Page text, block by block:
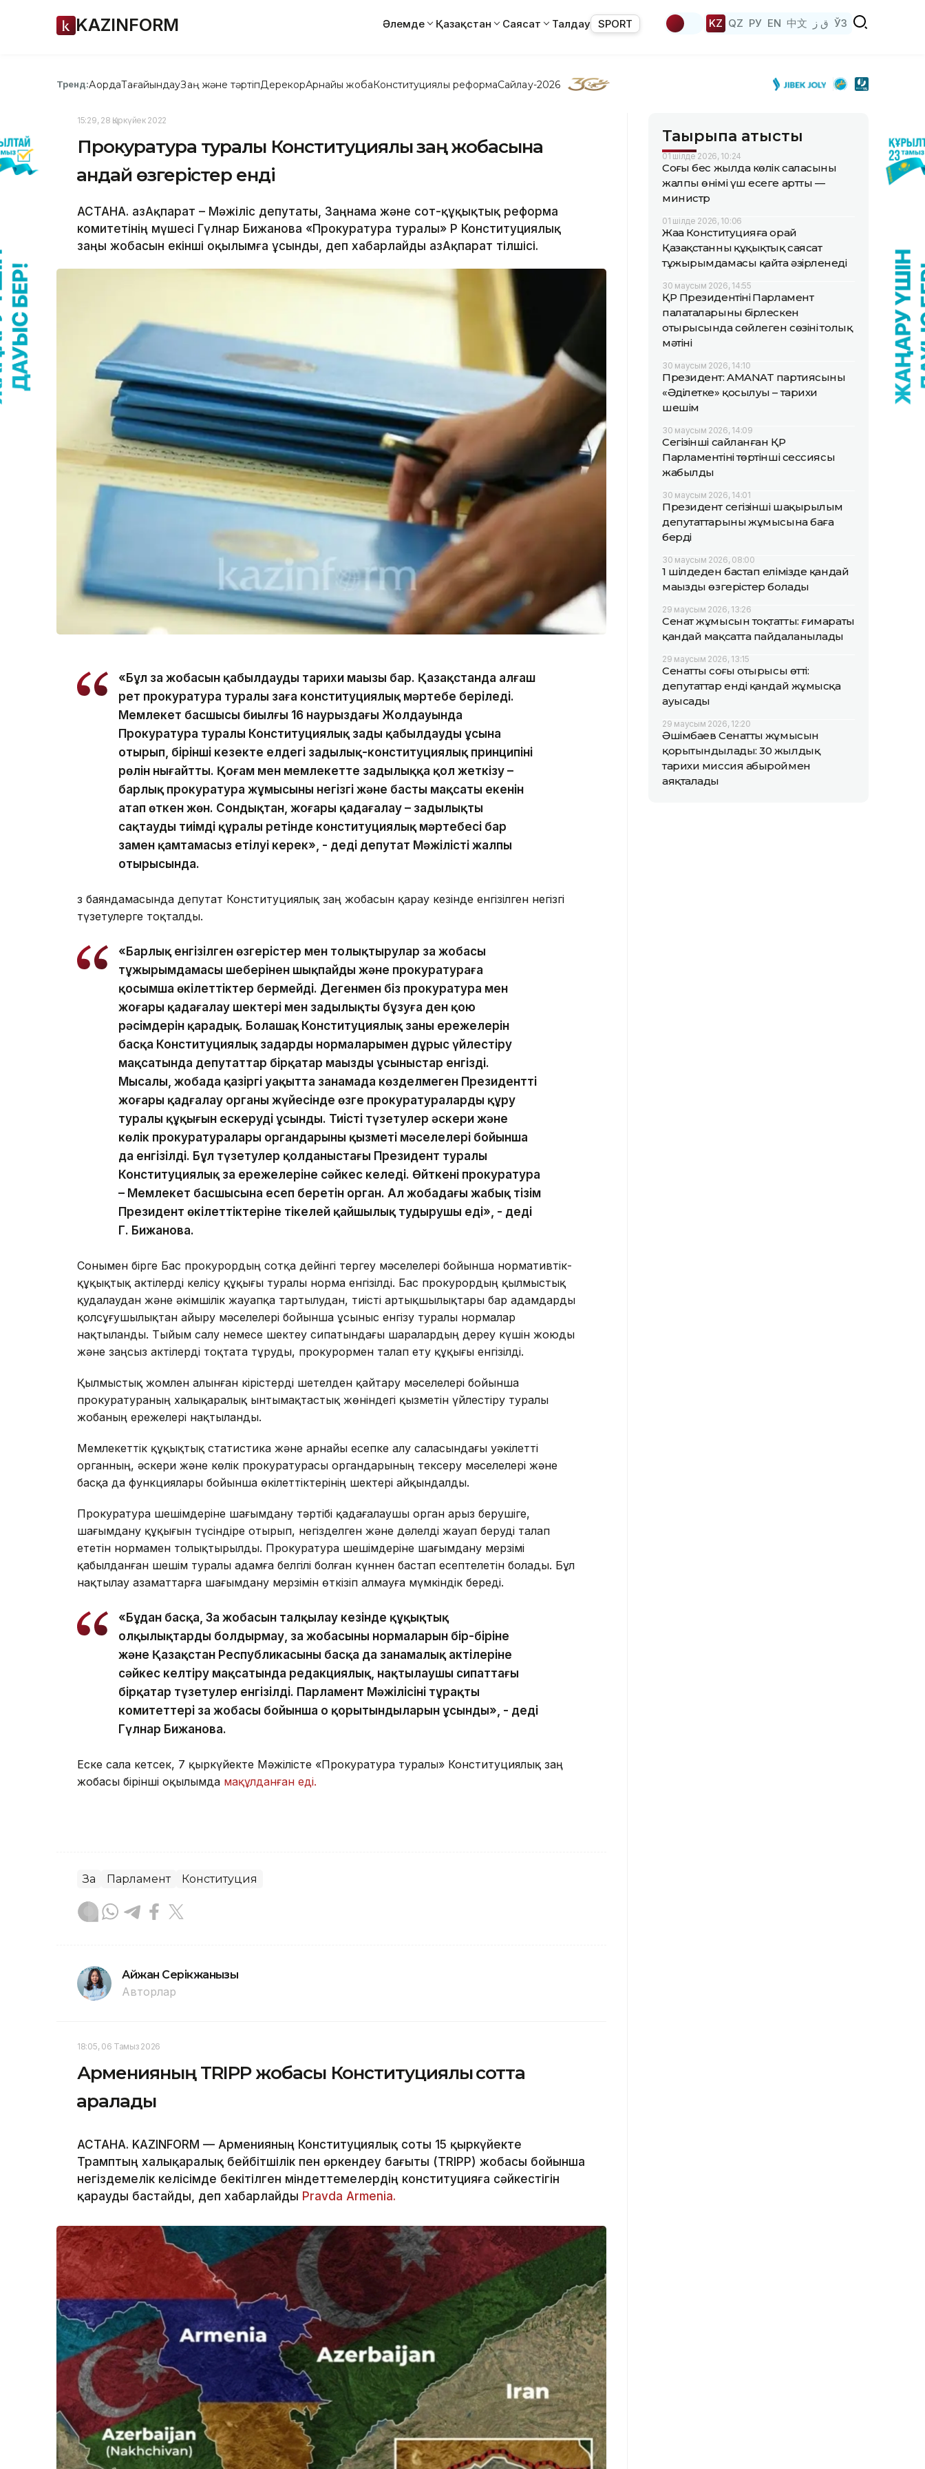
KAZINFORM Әлемде Қазақстан Саясат Талдау SPORT KZ QZ РУ EN 中文 ق ز ЎЗ
Тренд:АқордаТағайындауЗаң және тәртіпДерекқорАрнайы жобаКонституциялық реформаСайлау-2026
15:29, 28 Қыркүйек 2022
Прокуратура туралы Конституциялық заң жобасына
қандай өзгерістер енді
АСТАНА. ҚазАқпарат – Мәжіліс депутаты, Заңнама және сот-құқықтық реформа
комитетінің мүшесі Гүлнар Бижанова «Прокуратура туралы» ҚР Конституциялық
заңы жобасын екінші оқылымға ұсынды, деп хабарлайды ҚазАқпарат тілшісі.
«Бұл заң жобасын қабылдаудың тарихи маңызы бар. Қазақстанда алғаш
рет прокуратура туралы заңға конституциялық мәртебе беріледі.
Мемлекет басшысы биылғы 16 наурыздағы Жолдауында
Прокуратура туралы Конституциялық заңды қабылдауды ұсына
отырып, бірінші кезекте елдегі заңдылық-конституциялық принципінің
рөлін нығайтты. Қоғам мен мемлекетте заңдылыққа қол жеткізу –
барлық прокуратура жұмысының негізгі және басты мақсаты екенін
атап өткен жөн. Сондықтан, жоғары қадағалау – заңдылықты
сақтаудың тиімді құралы ретінде конституциялық мәртебесі бар
заңмен қамтамасыз етілуі керек», - деді депутат Мәжілістің жалпы
отырысында.
Өз баяндамасында депутат Конституциялық заң жобасын қарау кезінде енгізілген негізгі
түзетулерге тоқталды.
«Барлық енгізілген өзгерістер мен толықтырулар заң жобасы
тұжырымдамасы шеңберінен шықпайды және прокуратураға
қосымша өкілеттіктер бермейді. Дегенмен біз прокуратура мен
жоғары қадағалау шектері мен заңдылықты бұзуға ден қою
рәсімдерін қарадық. Болашақ Конституциялық заңның ережелерін
басқа Конституциялық заңдардың нормаларымен дұрыс үйлестіру
мақсатында депутаттар бірқатар маңызды ұсыныстар енгізді.
Мысалы, жобада қазіргі уақытта заңнамада көзделмеген Президенттің
жоғары қадғалау органы жүйесінде өзге прокуратураларды құру
туралы құқығын ескеруді ұсынды. Тиісті түзетулер әскери және
көлік прокуратуралары органдарының қызметі мәселелері бойынша
да енгізілді. Бұл түзетулер қолданыстағы Президент туралы
Конституциялық заң ережелеріне сәйкес келеді. Өйткені прокуратура
– Мемлекет басшысына есеп беретін орган. Ал жобадағы жабық тізім
Президент өкілеттіктеріне тікелей қайшылық тудырушы еді», - деді
Г. Бижанова.
Сонымен бірге Бас прокурордың сотқа дейінгі тергеу мәселелері бойынша нормативтік-
құқықтық актілерді келісу құқығы туралы норма енгізілді. Бас прокурордың қылмыстық
қудалаудан және әкімшілік жауапқа тартылудан, тиісті артықшылықтары бар адамдарды
қолсұғушылықтан айыру мәселелері бойынша ұсыныс енгізу туралы нормалар
нақтыланды. Тыйым салу немесе шектеу сипатындағы шаралардың дереу күшін жоюды
және заңсыз актілерді тоқтата тұруды, прокурормен талап ету құқығы енгізілді.
Қылмыстық жомлен алынған кірістерді шетелден қайтару мәселелері бойынша
прокуратураның халықаралық ынтымақтастық жөніндегі қызметін үйлестіру туралы
жобаның ережелері нақтыланды.
Мемлекеттік құқықтық статистика және арнайы есепке алу саласындағы уәкілетті
органның, әскери және көлік прокуратурасы органдарының тексеру мәселелері және
басқа да функциялары бойынша өкілеттіктерінің шектері айқындалды.
Прокуратура шешімдеріне шағымдану тәртібі қадағалаушы орган арыз берушіге,
шағымдану құқығын түсіндіре отырып, негізделген және дәлелді жауап беруді талап
ететін нормамен толықтырылды. Прокуратура шешімдеріне шағымдану мерзімі
қабылданған шешім туралы адамға белгілі болған күннен бастап есептелетін болады. Бұл
нақтылау азаматтарға шағымдану мерзімін өткізіп алмауға мүмкіндік береді.
«Бұдан басқа, Заң жобасын талқылау кезінде құқықтық
олқылықтарды болдырмау, заң жобасының нормаларын бір-біріне
және Қазақстан Республикасының басқа да заңнамалық актілеріне
сәйкес келтіру мақсатында редакциялық, нақтылаушы сипаттағы
бірқатар түзетулер енгізілді. Парламент Мәжілісінің тұрақты
комитеттері заң жобасы бойынша оң қорытындыларын ұсынды», - деді
Гүлнар Бижанова.
Еске сала кетсек, 7 қыркүйекте Мәжілісте «Прокуратура туралы» Конституциялық заң
жобасы бірінші оқылымда мақұлданған еді.
Заң Парламент Конституция
Айжан Серікжанқызы
Авторлар
18:05, 06 Тамыз 2026
Арменияның TRIPP жобасы Конституциялық сотта
қаралады
АСТАНА. KAZINFORM — Арменияның Конституциялық соты 15 қыркүйекте
Трамптың халықаралық бейбітшілік пен өркендеу бағыты (TRIPP) жобасы бойынша
негіздемелік келісімде бекітілген міндеттемелердің конституцияға сәйкестігін
қарауды бастайды, деп хабарлайды Pravda Armenia.
Тақырыпқа қатысты
01 шілде 2026, 10:24
Соңғы бес жылда көлік саласының
жалпы өнімі үш есеге артты —
министр
01 шілде 2026, 10:06
Жаңа Конституцияға орай
Қазақстанның құқықтық саясат
тұжырымдамасы қайта әзірленеді
30 маусым 2026, 14:55
ҚР Президентінің Парламент
палаталарының бірлескен
отырысында сөйлеген сөзінің толық
мәтіні
30 маусым 2026, 14:10
Президент: AMANAT партиясының
«Әділетке» қосылуы – тарихи
шешім
30 маусым 2026, 14:09
Сегізінші сайланған ҚР
Парламентінің төртінші сессиясы
жабылды
30 маусым 2026, 14:01
Президент сегізінші шақырылым
депутаттарының жұмысына баға
берді
30 маусым 2026, 08:00
1 шілдеден бастап елімізде қандай
маңызды өзгерістер болады
29 маусым 2026, 13:26
Сенат жұмысын тоқтатты: ғимараты
қандай мақсатта пайдаланылады
29 маусым 2026, 13:15
Сенаттың соңғы отырысы өтті:
депутаттар енді қандай жұмысқа
ауысады
29 маусым 2026, 12:20
Әшімбаев Сенаттың жұмысын
қорытындылады: 30 жылдық
тарихи миссия абыроймен
аяқталады